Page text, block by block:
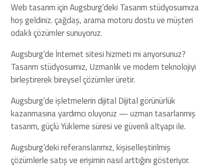
Web tasarım için Augsburg’deki Tasarım stüdyosuımıza
hoş geldiniz. çağdaş, arama motoru dostu ve müşteri
odaklı çözümler sunuyoruz.
Augsburg’de İnternet sitesi hizmeti mi arıyorsunuz?
Tasarım stüdyosuımız, Uzmanlık ve modern teknolojiyi
birleştirerek bireysel çözümler üretir.
Augsburg’de işletmelerin dijital Dijital görünürlük
kazanmasına yardımcı oluyoruz — uzman tasarlanmış
tasarım, güçlü Yükleme süresi ve güvenli altyapı ile.
Augsburg’deki referanslarımız, kişiselleştirilmiş
çözümlerle satış ve erişimin nasıl arttığını gösteriyor.